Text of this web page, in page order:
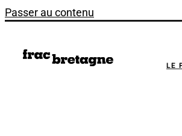
Passer au contenu
LE